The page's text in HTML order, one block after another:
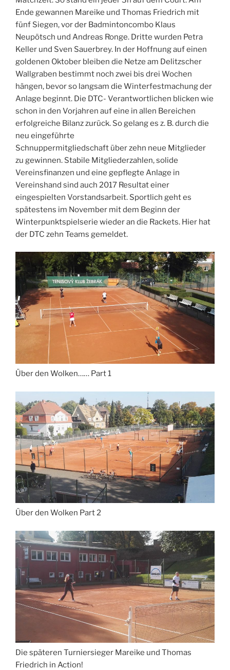
Ende gewannen Mareike und Thomas Friedrich mit
fünf Siegen, vor der Badmintoncombo Klaus
Neupötsch und Andreas Ronge. Dritte wurden Petra
Keller und Sven Sauerbrey. In der Hoffnung auf einen
goldenen Oktober bleiben die Netze am Delitzscher
Wallgraben bestimmt noch zwei bis drei Wochen
hängen, bevor so langsam die Winterfestmachung der
Anlage beginnt. Die DTC- Verantwortlichen blicken wie
schon in den Vorjahren auf eine in allen Bereichen
erfolgreiche Bilanz zurück. So gelang es z. B. durch die
neu eingeführte
Schnuppermitgliedschaft über zehn neue Mitglieder
zu gewinnen. Stabile Mitgliederzahlen, solide
Vereinsfinanzen und eine gepflegte Anlage in
Vereinshand sind auch 2017 Resultat einer
eingespielten Vorstandsarbeit. Sportlich geht es
spätestens im November mit dem Beginn der
Winterpunktspielserie wieder an die Rackets. Hier hat
der DTC zehn Teams gemeldet.
Über den Wolken…… Part 1
Über den Wolken Part 2
Die späteren Turniersieger Mareike und Thomas
Friedrich in Action!